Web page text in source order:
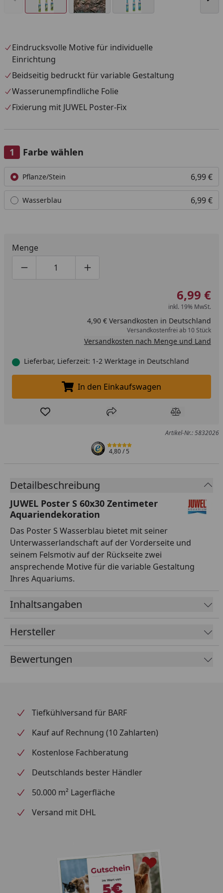
Eindrucksvolle Motive für individuelle
Einrichtung
Beidseitig bedruckt für variable Gestaltung
Wasserunempfindliche Folie
Fixierung mit JUWEL Poster-Fix
Farbe wählen
Alle anzeigen (2)
Pflanze/Stein 6,99 €
Wasserblau 6,99 €
Menge
Produktmenge um eins verringern
Produktmenge manuell eingeben
Produktmenge um eins erhöhen
6,99 €
inkl. 19% MwSt.
4,90 € Versandkosten in Deutschland
Versandkostenfrei ab 10 Stück
Versandkosten nach Menge und Land
Lieferbar, Lieferzeit: 1-2 Werktage in Deutschland
In den Einkaufswagen legen
In den Einkaufswagen
Produkt zur Wunschliste hinzufügen
Teilen Produkt
Artikel-Nr.: 5832026
4,80/ 5
Detailbeschreibung
JUWEL Poster S 60x30 Zentimeter
Aquariendekoration
Das Poster S Wasserblau bietet mit seiner
Unterwasserlandschaft auf der Vorderseite und
seinem Felsmotiv auf der Rückseite zwei
ansprechende Motive für die variable Gestaltung
Ihres Aquariums.
Inhaltsangaben
Hersteller
Bewertungen
Tiefkühlversand für BARF
Kauf auf Rechnung (10 Zahlarten)
Kostenlose Fachberatung
Deutschlands bester Händler
50.000 m² Lagerfläche
Versand mit DHL